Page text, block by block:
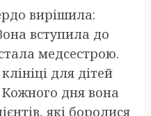
вирішила:
вступила до
медсестрою.
для дітей
дня вона
які боролися